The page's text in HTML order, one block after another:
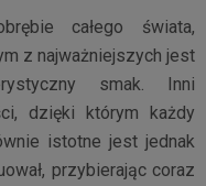
całego świata,
z najważniejszych jest
smak. Inni
dzięki którym każdy
istotne jest jednak
przybierając coraz